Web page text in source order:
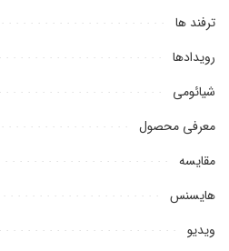
ترفند ها
رویدادها
شیائومی
معرفی محصول
مقایسه
هایسنس
ویدیو